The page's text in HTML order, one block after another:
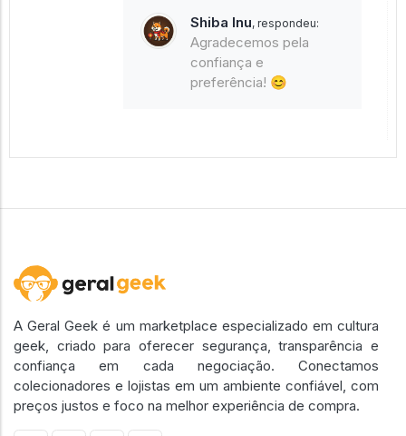
Shiba Inu, respondeu:
Agradecemos pela
confiança e
preferência! 😊
A Geral Geek é um marketplace especializado em cultura
geek, criado para oferecer segurança, transparência e
confiança em cada negociação. Conectamos
colecionadores e lojistas em um ambiente confiável, com
preços justos e foco na melhor experiência de compra.